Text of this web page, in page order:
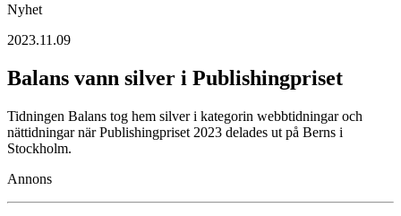
Nyhet
2023.11.09
Balans vann silver i Publishingpriset
Tidningen Balans tog hem silver i kategorin webbtidningar och
nättidningar när Publishingpriset 2023 delades ut på Berns i
Stockholm.
Annons